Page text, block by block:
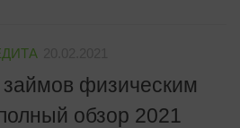
физическим
обзор 2021